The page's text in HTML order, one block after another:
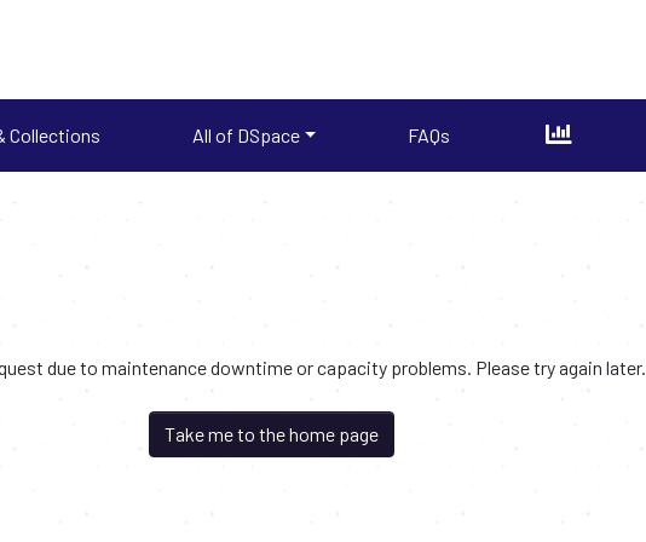
Collections All of DSpace FAQs
due to maintenance downtime or capacity problems. Please try again later.
Take me to the home page